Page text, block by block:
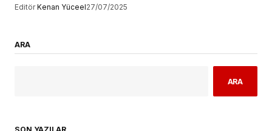
Editör Kenan Yüceel27/07/2025
ARA
ARA